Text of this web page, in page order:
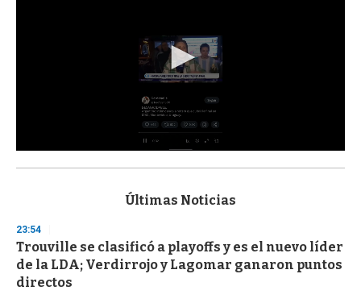
s
d
s
o
f
3
Últimas Noticias
23:54
Trouville se clasificó a playoffs y es el nuevo líder
de la LDA; Verdirrojo y Lagomar ganaron puntos
directos